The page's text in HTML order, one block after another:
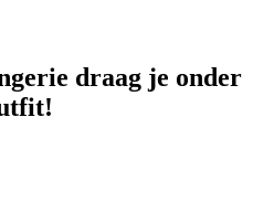
draag je onder